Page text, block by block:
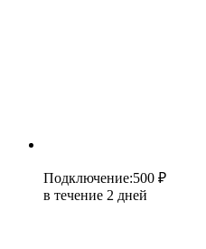
Подключение:500 ₽
в течение 2 дней